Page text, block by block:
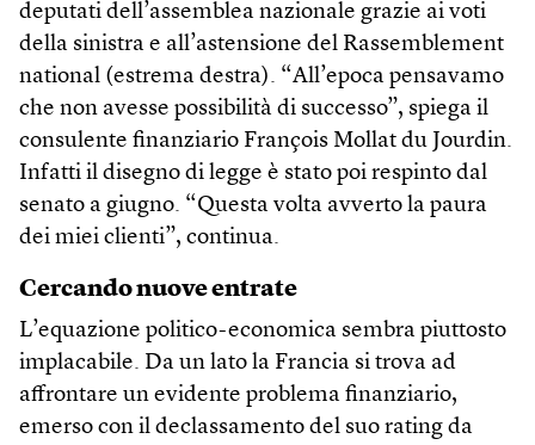
deputati dell’assemblea nazionale grazie ai voti
della sinistra e all’astensione del Rassemblement
national (estrema destra). “All’epoca pensavamo
che non avesse possibilità di successo”, spiega il
consulente finanziario François Mollat du Jourdin.
Infatti il disegno di legge è stato poi respinto dal
senato a giugno. “Questa volta avverto la paura
dei miei clienti”, continua.
Cercando nuove entrate
L’equazione politico-economica sembra piuttosto
implacabile. Da un lato la Francia si trova ad
affrontare un evidente problema finanziario,
emerso con il declassamento del suo rating da